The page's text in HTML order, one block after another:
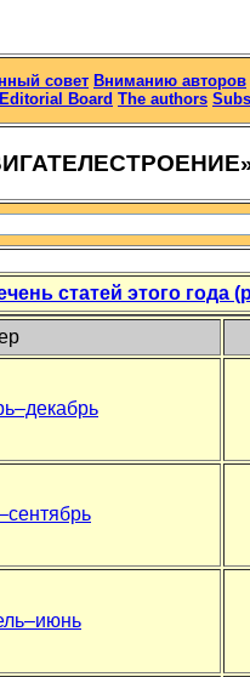
совет Вниманию авторов
Editorial Board The authors
статей этого года